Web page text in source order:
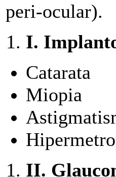
peri-ocular).
I.
Catarata
Miopia
II.